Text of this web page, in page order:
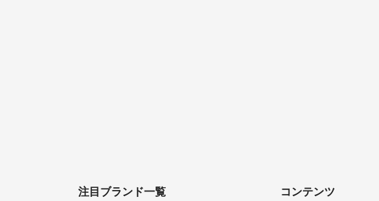
注目ブランド一覧 コンテンツ